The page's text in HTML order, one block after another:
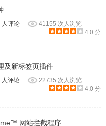
人评论
41155 次人浏览
4.0 分
及新标签页插件
人评论
22735 次人浏览
4.0 分
网站拦截程序